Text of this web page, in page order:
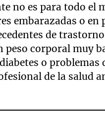
no es para todo el
embarazadas o en
de
corporal muy
o problemas
de la salud